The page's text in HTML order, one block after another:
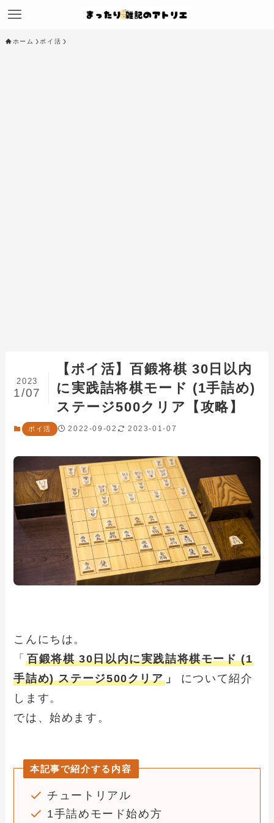
ホーム ポイ活
【ポイ活】百鍛将棋 30日以内
に実践詰将棋モード (1手詰め)
ステージ500クリア【攻略】
2023
1/07
ポイ活 2022-09-02 2023-01-07
こんにちは。
「百鍛将棋 30日以内に実践詰将棋モード (1
手詰め) ステージ500クリア」
について紹介
します。
では、始めます。
本記事で紹介する内容
チュートリアル
1手詰めモード始め方